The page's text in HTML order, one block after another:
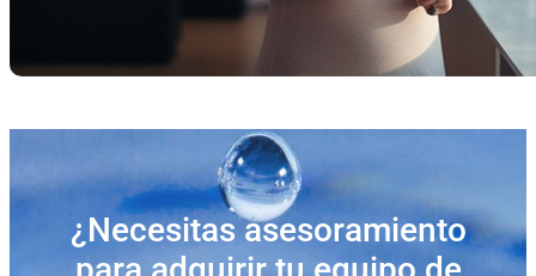
¿Necesitas asesoramiento